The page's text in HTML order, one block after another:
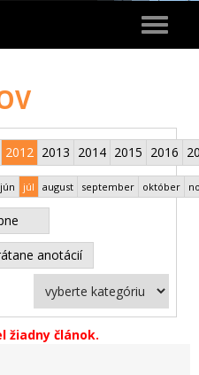
Toggle
2012 2013 2014 2015 2016
jún júl august september október
anotácií
žiadny článok.